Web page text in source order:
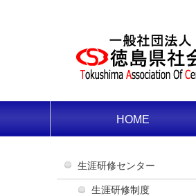
HOME
生涯研修センター
生涯研修制度